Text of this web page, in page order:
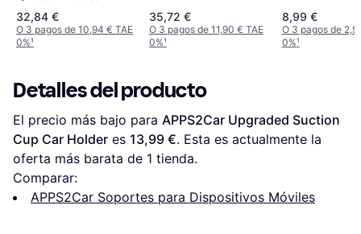
Autoladegerät
32,84 €
O 3 pagos de 10,94 € TAE
0%¹
35,72 €
O 3 pagos de 11,90 € TAE
0%¹
8,99 €
O 3 pagos de
0%¹
Detalles del producto
El precio más bajo para APPS2Car Upgraded Suction
Cup Car Holder es 13,99 €. Esta es actualmente la
oferta más barata de 1 tienda.
Comparar:
APPS2Car Soportes para Dispositivos Móviles